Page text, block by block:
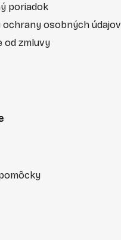
poriadok
ochrany osobných údajov
od zmluvy